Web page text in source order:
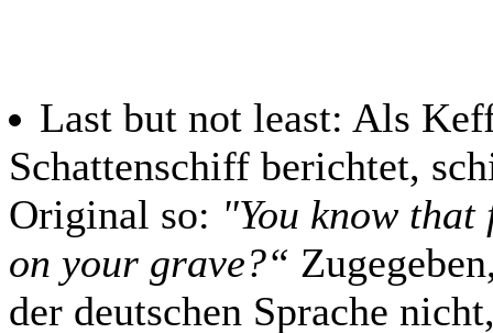
Last but not least: Als
Schattenschiff berichtet,
Original so: "You know
on your grave?“
der deutschen Sprache